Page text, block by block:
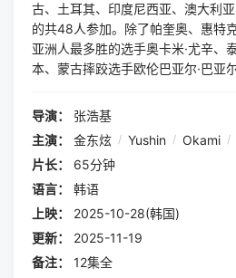
古、土耳其、印度尼西亚、澳大利
的共48人参加。除了帕奎奥、惠特
亚洲人最多胜的选手奥卡米·尤辛、
本、蒙古摔跤选手欧伦巴亚尔·巴亚
导演：
张浩基
主演：
金东炫 / Yushin / Okami /
片长：
65分钟
语言：
韩语
上映：
2025-10-28(韩国)
更新：
2025-11-19
备注：
12集全